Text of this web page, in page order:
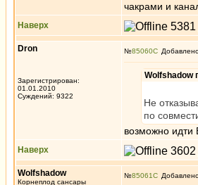
чакрами и
Наверх
Dron
Зарегистрирован:
01.01.2010
Суждений: 9322
№85060
Wolfshadow
Не
по
возможно
Наверх
Wolfshadow
Корнеплод сансары
№85061